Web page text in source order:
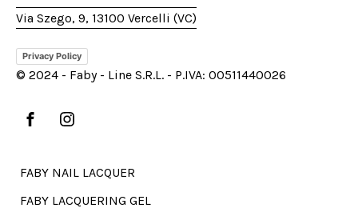
Via Szego, 9, 13100 Vercelli (VC)
Privacy Policy
© 2024 - Faby - Line S.R.L. - P.IVA: 00511440026
FABY NAIL LACQUER
FABY LACQUERING GEL